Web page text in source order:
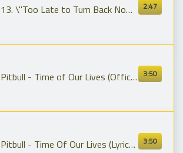
2:47
13. \"Too Late to Turn Back Now\"- Bonnie and Clyde (Original Broadway Cast Recording)
3:50
Pitbull - Time of Our Lives (Official Lyric Video) ft. Ne-Yo
3:50
Pitbull - Time Of Our Lives (Lyrics) ft. Ne-Yo